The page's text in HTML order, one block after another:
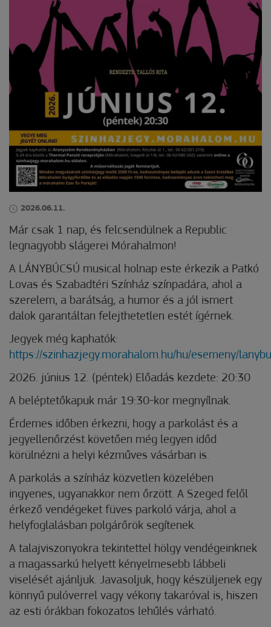
2026.06.11.
Már csak 1 nap, és felcsendülnek a Republic
legnagyobb slágerei Mórahalmon!
A LÁNYBÚCSÚ musical holnap este érkezik a Patkó
Lovas és Szabadtéri Színház színpadára, ahol a
szerelem, a barátság, a humor és a jól ismert
dalok garantáltan felejthetetlen estét ígérnek.
Jegyek még kaphatók:
https://szinhazjegy.morahalom.hu/hu/esemeny/
2026. június 12. (péntek) Előadás kezdete: 20:30
A beléptetőkapuk már 19:30-kor megnyílnak.
Érdemes időben érkezni, hogy a parkolást és a
jegyellenőrzést követően még legyen időd
körülnézni a helyi kézműves vásárban is.
A parkolás a színház közvetlen közelében
ingyenes, ugyanakkor nem őrzött. A Szeged felől
érkező vendégeket füves parkoló várja, ahol a
helyfoglalásban polgárőrök segítenek.
A talajviszonyokra tekintettel hölgy vendégeinknek
a magassarkú helyett kényelmesebb lábbeli
viselését ajánljuk. Javasoljuk, hogy készüljenek egy
könnyű pulóverrel vagy vékony takaróval is, hiszen
az esti órákban fokozatos lehűlés várható.